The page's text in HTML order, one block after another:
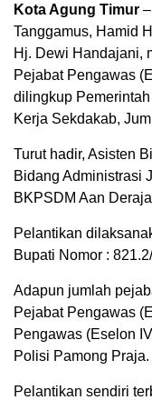
Kota Agung Timur
Tanggamus, Hamid
Hj. Dewi Handajani,
Pejabat Pengawas
dilingkup
Kerja Sekdakab,
Turut hadir, Asisten
Bidang Administrasi
BKPSDM Aan
Pelantikan
Bupati Nomor :
Adapun jumlah
Pejabat Pengawas
Pengawas (Eselon
Polisi Pamong Praja.
Pelantikan sendiri